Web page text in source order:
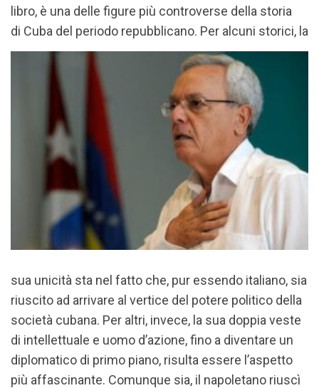
libro, è una delle figure più controverse della storia
di Cuba del periodo repubblicano. Per alcuni storici, la
sua unicità sta nel fatto che, pur essendo italiano, sia
riuscito ad arrivare al vertice del potere politico della
società cubana. Per altri, invece, la sua doppia veste
di intellettuale e uomo d’azione, fino a diventare un
diplomatico di primo piano, risulta essere l’aspetto
più affascinante. Comunque sia, il napoletano riuscì